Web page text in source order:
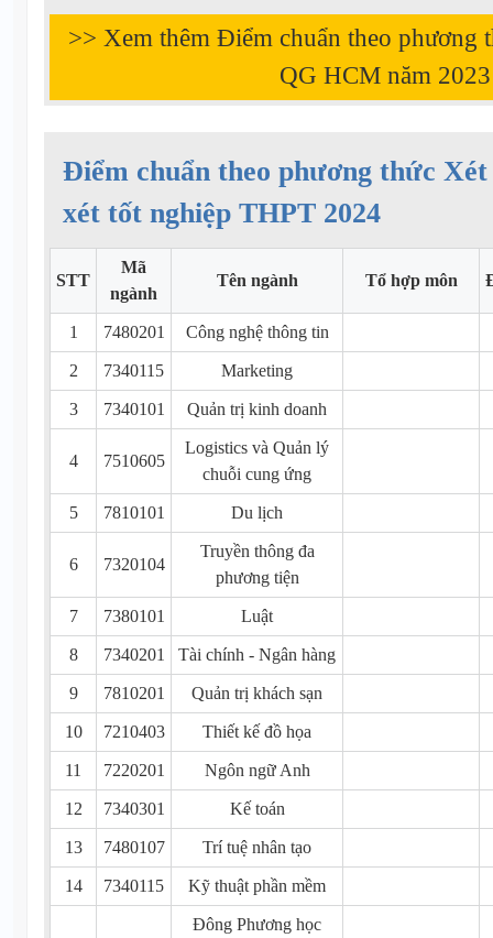
>> Xem thêm Điểm chuẩn theo
QG HCM năm 2023
Điểm chuẩn theo phương thức
xét tốt nghiệp THPT 2024
STT
Mã
ngành
Tên ngành Tổ hợp môn
1 7480201 Công nghệ thông tin
2 7340115 Marketing
3 7340101 Quản trị kinh doanh
4 7510605
Logistics và Quản lý
chuỗi cung ứng
5 7810101 Du lịch
6 7320104
Truyền thông đa
phương tiện
7 7380101 Luật
8 7340201 Tài chính - Ngân hàng
9 7810201 Quản trị khách sạn
10 7210403 Thiết kế đồ họa
11 7220201 Ngôn ngữ Anh
12 7340301 Kế toán
13 7480107 Trí tuệ nhân tạo
14 7340115 Kỹ thuật phần mềm
Đông Phương học